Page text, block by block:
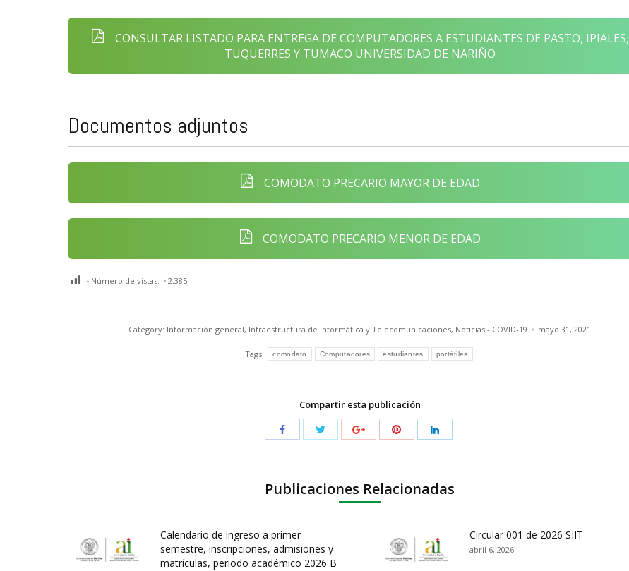
CONSULTAR LISTADO PARA ENTREGA DE COMPUTADORES A ESTUDIANTES DE PASTO, IPIALES,
TUQUERRES Y TUMACO UNIVERSIDAD DE NARIÑO
Documentos adjuntos
COMODATO PRECARIO MAYOR DE EDAD
COMODATO PRECARIO MENOR DE EDAD
Número de vistas: 2.385
Category: Información general, Infraestructura de Informática y Telecomunicaciones, Noticias - COVID-19 mayo 31, 2021
Tags: comodato Computadores estudiantes portátiles
Compartir esta publicación
Publicaciones Relacionadas
Calendario de ingreso a primer
semestre, inscripciones, admisiones y
matrículas, periodo académico 2026 B
Circular 001 de 2026 SIIT
abril 6, 2026